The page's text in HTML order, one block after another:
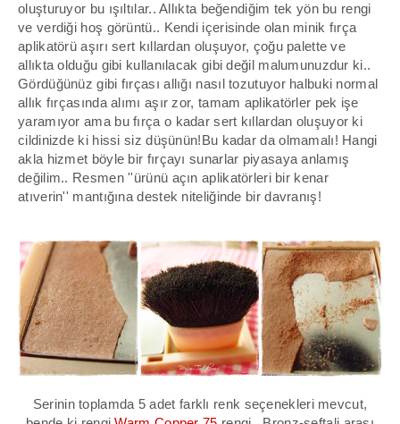
oluşturuyor bu ışıltılar.. Allıkta beğendiğim tek yön bu rengi
ve verdiği hoş görüntü.. Kendi içerisinde olan minik fırça
aplikatörü aşırı sert kıllardan oluşuyor, çoğu palette ve
allıkta olduğu gibi kullanılacak gibi değil malumunuzdur ki..
Gördüğünüz gibi fırçası allığı nasıl tozutuyor halbuki normal
allık fırçasında alımı aşır zor, tamam aplikatörler pek işe
yaramıyor ama bu fırça o kadar sert kıllardan oluşuyor ki
cildinizde ki hissi siz düşünün!Bu kadar da olmamalı! Hangi
akla hizmet böyle bir fırçayı sunarlar piyasaya anlamış
değilim.. Resmen ''ürünü açın aplikatörleri bir kenar
atıverin'' mantığına destek niteliğinde bir davranış!
Serinin toplamda 5 adet farklı renk seçenekleri mevcut,